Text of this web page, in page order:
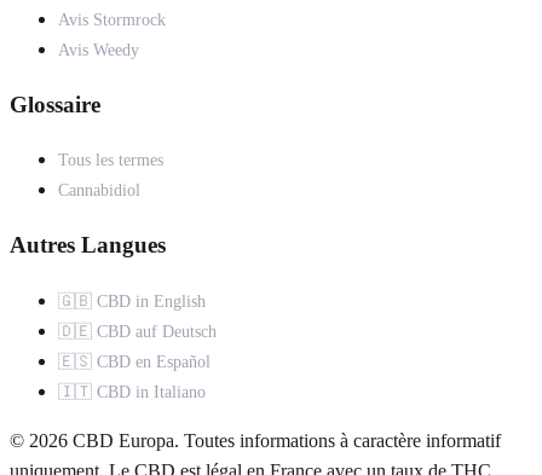
Avis Stormrock
Avis Weedy
Glossaire
Tous les termes
Cannabidiol
Autres Langues
🇬🇧 CBD in English
🇩🇪 CBD auf Deutsch
🇪🇸 CBD en Español
🇮🇹 CBD in Italiano
© 2026 CBD Europa. Toutes informations à caractère informatif
uniquement. Le CBD est légal en France avec un taux de THC